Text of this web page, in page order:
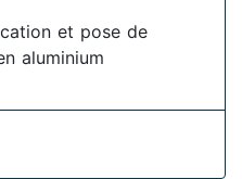
et pose de
aluminium